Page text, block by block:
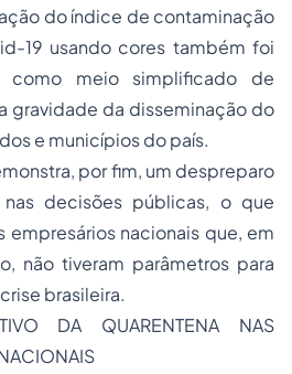
do índice de contaminação
19 usando cores também foi
como meio simplificado de
gravidade da disseminação do
e municípios do país.
por fim, um despreparo
decisões públicas, o que
nacionais que, em
não tiveram parâmetros para
brasileira.
DA QUARENTENA NAS